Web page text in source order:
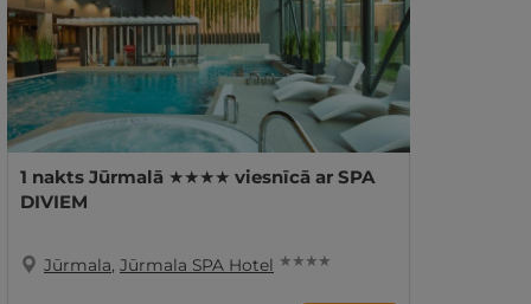
1 nakts Jūrmalā ★★★★ viesnīcā ar SPA
DIVIEM
Jūrmala, Jūrmala SPA Hotel ★ ★ ★ ★